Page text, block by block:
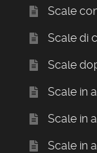
Scale
Scale di
Scale
Scale in
Scale in
Scale in